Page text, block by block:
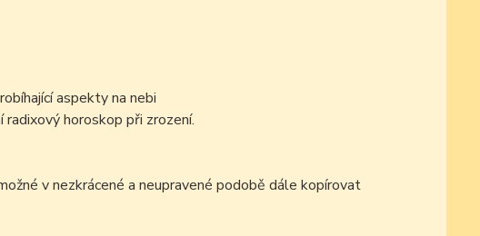
aspekty na nebi
horoskop při zrození.
v nezkrácené a neupravené podobě dále kopírovat